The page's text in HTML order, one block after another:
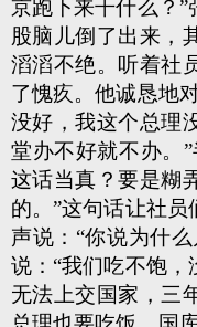
京跑下来干什么？
股脑儿倒了出来，
滔滔不绝。听着社
了愧疚。他诚恳地
没好，我这个总理
堂办不好就不办。
这话当真？要是糊
的。”这句话让社
声说：“你说为什
说：“我们吃不饱
无法上交国家，三